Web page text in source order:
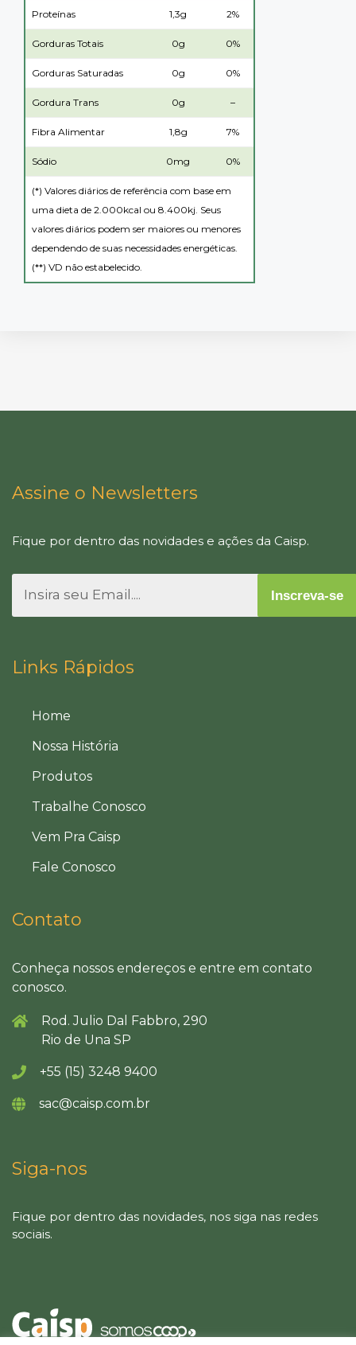
Proteínas 1,3g 2%
Gorduras Totais 0g 0%
Gorduras Saturadas 0g 0%
Gordura Trans 0g –
Fibra Alimentar 1,8g 7%
Sódio 0mg 0%
(*) Valores diários de referência com base em
uma dieta de 2.000kcal ou 8.400kj. Seus
valores diários podem ser maiores ou menores
dependendo de suas necessidades energéticas.
(**) VD não estabelecido.
Assine o Newsletters
Fique por dentro das novidades e ações da Caisp.
Inscreva-se
Links Rápidos
Home
Nossa História
Produtos
Trabalhe Conosco
Vem Pra Caisp
Fale Conosco
Contato
Conheça nossos endereços e entre em contato
conosco.
Rod. Julio Dal Fabbro, 290
Rio de Una SP
+55 (15) 3248 9400
sac@caisp.com.br
Siga-nos
Fique por dentro das novidades, nos siga nas redes
sociais.